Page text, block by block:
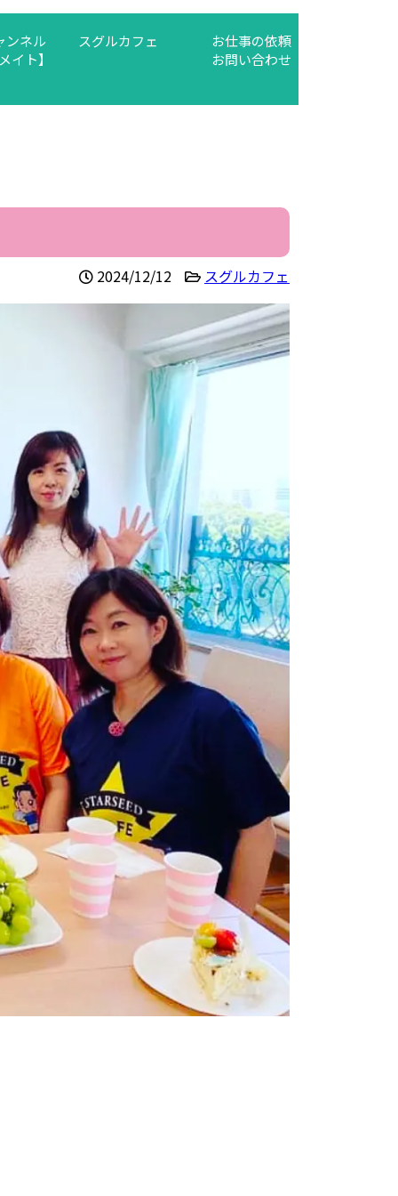
ンネル
イト】
スグルカフェ
お仕事の依頼
お問い合わせ
2024/12/12 スグルカフェ